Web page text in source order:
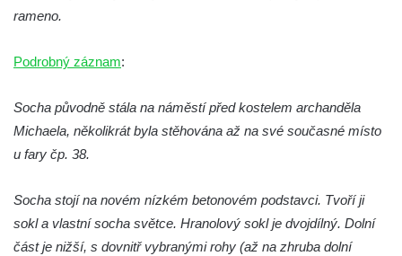
Socha Orlice v ZOO Hluboká
Socha Želva v ZOO Hluboká
Socha Kozorožec horský v ZOO Hluboká
Socha Housenka v ZOO Hluboká
rameno.
Podrobný záznam:
Socha původně stála na náměstí před kostelem archanděla
Michaela, několikrát byla stěhována až na své současné místo
u fary čp. 38.
Socha stojí na novém nízkém betonovém podstavci. Tvoří ji
sokl a vlastní socha světce. Hranolový sokl je dvojdílný. Dolní
část je nižší, s dovnitř vybranými rohy (až na zhruba dolní